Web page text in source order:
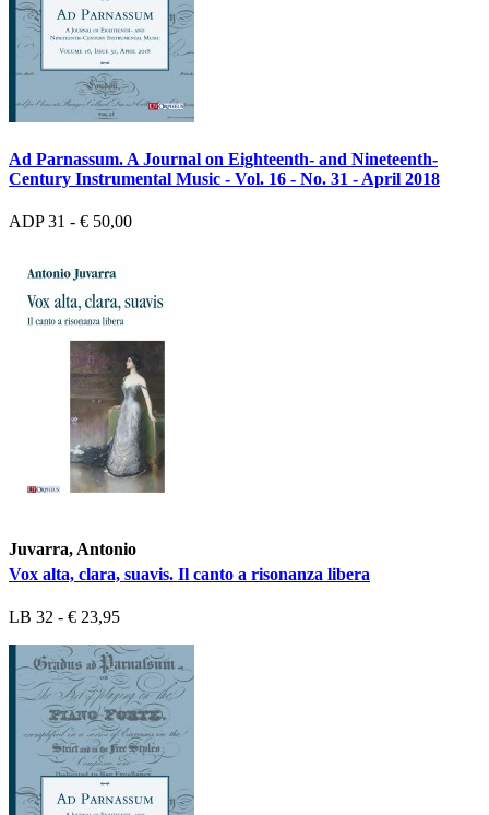
Ad Parnassum. A Journal on Eighteenth- and Nineteenth-
Century Instrumental Music - Vol. 16 - No. 31 - April 2018
ADP 31 - € 50,00
Juvarra, Antonio
Vox alta, clara, suavis. Il canto a risonanza libera
LB 32 - € 23,95